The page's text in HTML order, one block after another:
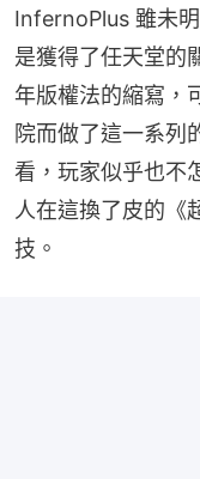
InfernoPlus 雖未
是獲得了任天堂的
年版權法的縮寫，
院而做了這一系列
看，玩家似乎也不
人在這換了皮的《
技。